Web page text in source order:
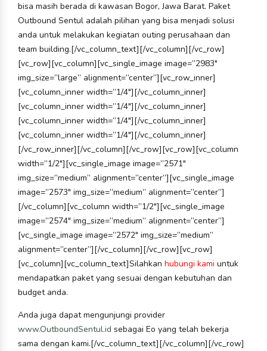
bisa masih berada di kawasan Bogor, Jawa Barat. Paket
Outbound Sentul adalah pilihan yang bisa menjadi solusi
anda untuk melakukan kegiatan outing perusahaan dan
team building.[/vc_column_text][/vc_column][/vc_row]
[vc_row][vc_column][vc_single_image image=”2983″
img_size=”large” alignment=”center”][vc_row_inner]
[vc_column_inner width=”1/4″][/vc_column_inner]
[vc_column_inner width=”1/4″][/vc_column_inner]
[vc_column_inner width=”1/4″][/vc_column_inner]
[vc_column_inner width=”1/4″][/vc_column_inner]
[/vc_row_inner][/vc_column][/vc_row][vc_row][vc_column
width=”1/2″][vc_single_image image=”2571″
img_size=”medium” alignment=”center”][vc_single_image
image=”2573″ img_size=”medium” alignment=”center”]
[/vc_column][vc_column width=”1/2″][vc_single_image
image=”2574″ img_size=”medium” alignment=”center”]
[vc_single_image image=”2572″ img_size=”medium”
alignment=”center”][/vc_column][/vc_row][vc_row]
[vc_column][vc_column_text]Silahkan hubungi kami untuk
mendapatkan paket yang sesuai dengan kebutuhan dan
budget anda.
Anda juga dapat mengunjungi provider
www.OutboundSentul.id sebagai Eo yang telah bekerja
sama dengan kami.[/vc_column_text][/vc_column][/vc_row]